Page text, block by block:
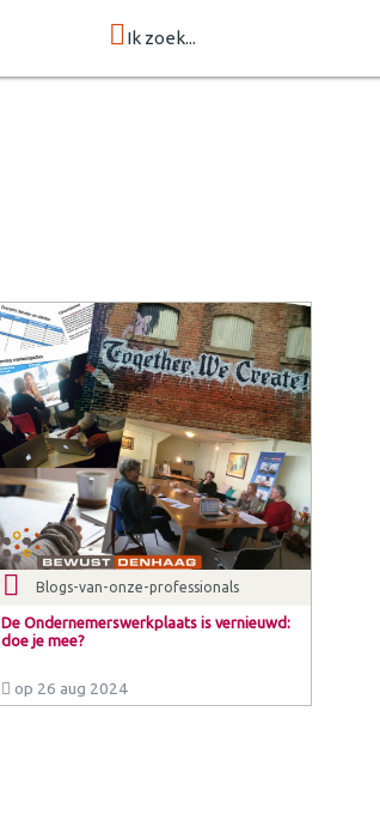
Ik zoek...
Blogs-van-onze-professionals
De Ondernemerswerkplaats is vernieuwd:
doe je mee?
op 26 aug 2024